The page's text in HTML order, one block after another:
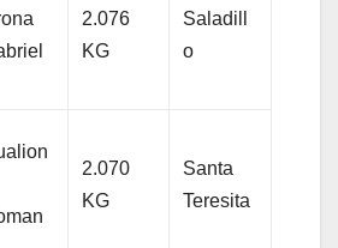
2.076
KG
Saladill
o
2.070
KG
Santa
Teresita